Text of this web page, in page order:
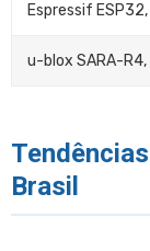
Espressif
u-blox SARA-R4,
Brasil